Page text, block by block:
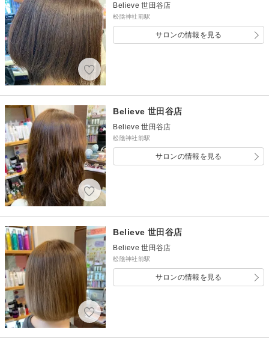
Believe 世田谷店
松陰神社前駅
サロンの情報を見る
Believe 世田谷店
Believe 世田谷店
松陰神社前駅
サロンの情報を見る
Believe 世田谷店
Believe 世田谷店
松陰神社前駅
サロンの情報を見る